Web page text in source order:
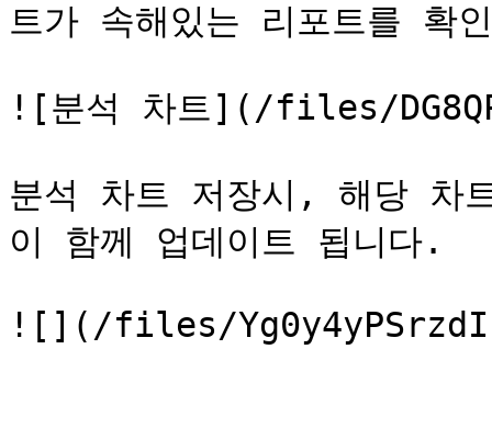
트가 속해있는 리포트를 확
![분석 차트](/files/
분석 차트 저장시, 해당 차
이 함께 업데이트 됩니다.
![](/files/